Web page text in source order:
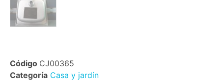
Código CJ00365
Categoría Casa y jardín